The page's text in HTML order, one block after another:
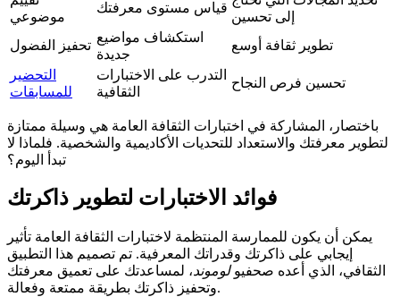
موضوعي
قياس مستوى معرفتك
إلى تحسين
تحفيز الفضول
استكشاف مواضيع
جديدة
تطوير ثقافة أوسع
التحضير
للمسابقات
التدرب على الاختبارات
الثقافية
تحسين فرص النجاح
باختصار، المشاركة في اختبارات الثقافة العامة هي وسيلة ممتازة
لتطوير معرفتك والاستعداد للتحديات الأكاديمية والشخصية. فلماذا لا
تبدأ اليوم؟
فوائد الاختبارات لتطوير ذاكرتك
يمكن أن يكون للممارسة المنتظمة لاختبارات الثقافة العامة تأثير
إيجابي على ذاكرتك وقدراتك المعرفية. تم تصميم هذا التطبيق
الثقافي، الذي أعده صحفيولوموند، لمساعدتك على تعميق معرفتك
وتحفيز ذاكرتك بطريقة ممتعة وفعالة.